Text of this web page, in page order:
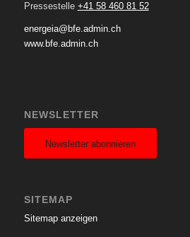
Pressestelle +41 58 460 81 52
energeia@bfe.admin.ch
www.bfe.admin.ch
NEWSLETTER
Newsletter abonnieren
SITEMAP
Sitemap anzeigen